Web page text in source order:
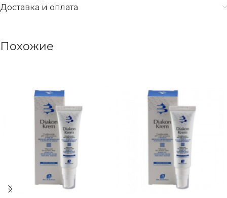
Доставка и оплата
Похожие